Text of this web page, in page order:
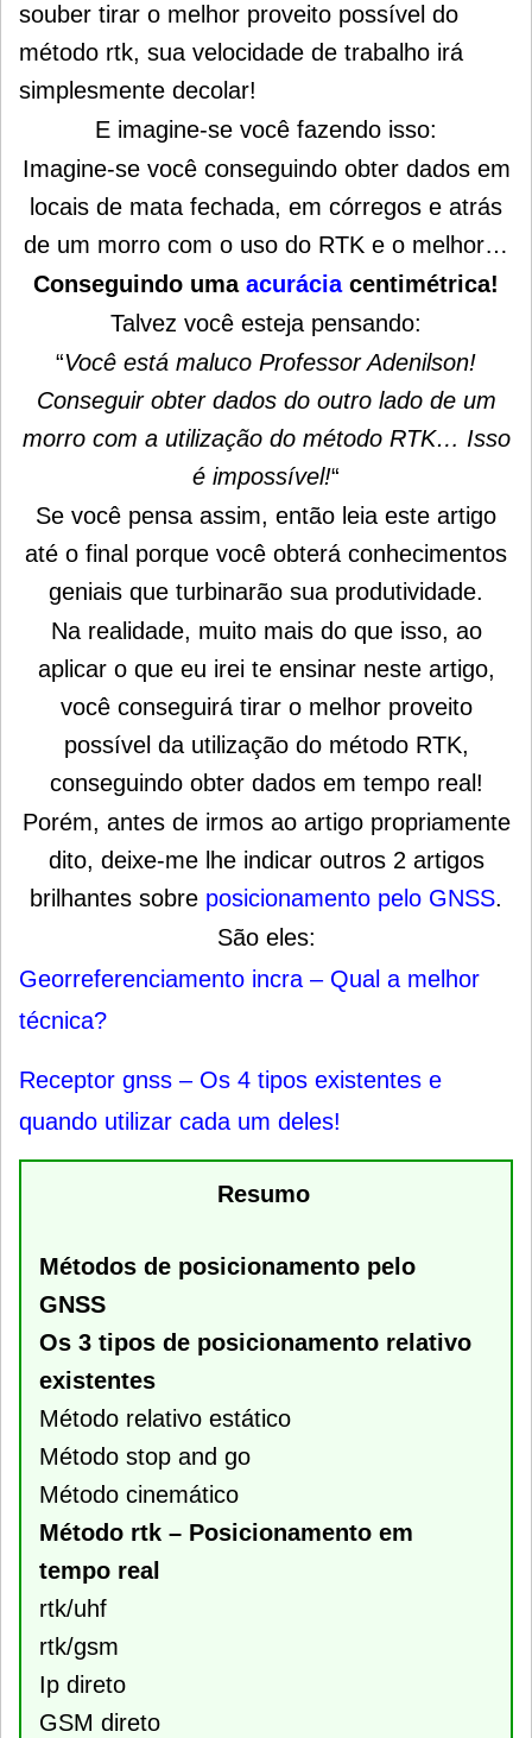
souber tirar o melhor proveito possível do
método rtk, sua velocidade de trabalho irá
simplesmente decolar!
E imagine-se você fazendo isso:
Imagine-se você conseguindo obter dados em
locais de mata fechada, em córregos e atrás
de um morro com o uso do RTK e o melhor…
Conseguindo uma acuráciacentimétrica!
Talvez você esteja pensando:
“Você está maluco Professor Adenilson!
Conseguir obter dados do outro lado de um
morro com a utilização do método RTK… Isso
é impossível!“
Se você pensa assim, então leia este artigo
até o final porque você obterá conhecimentos
geniais que turbinarão sua produtividade.
Na realidade, muito mais do que isso, ao
aplicar o que eu irei te ensinar neste artigo,
você conseguirá tirar o melhor proveito
possível da utilização do método RTK,
conseguindo obter dados em tempo real!
Porém, antes de irmos ao artigo propriamente
dito, deixe-me lhe indicar outros 2 artigos
brilhantes sobre posicionamento pelo GNSS.
São eles:
Georreferenciamento incra – Qual a melhor
técnica?
Receptor gnss – Os 4 tipos existentes e
quando utilizar cada um deles!
Resumo
Métodos de posicionamento pelo
GNSS
Os 3 tipos de posicionamento relativo
existentes
Método relativo estático
Método stop and go
Método cinemático
Método rtk – Posicionamento em
tempo real
rtk/uhf
rtk/gsm
Ip direto
GSM direto